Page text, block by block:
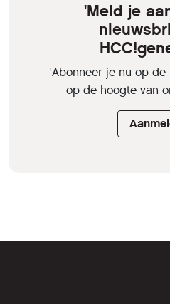
'Meld je
'Abonneer je nu op
op de hoogte van